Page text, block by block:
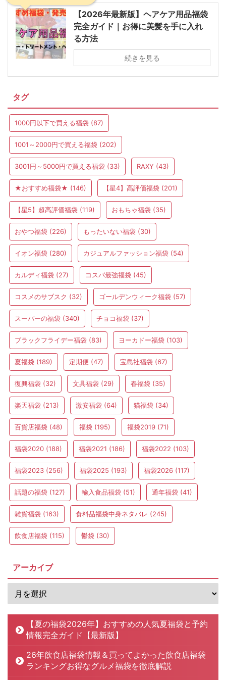
【2026年最新版】ヘアケア用品福袋
完全ガイド｜お得に美髪を手に入れ
る方法
続きを見る
タグ
1000円以下で買える福袋 (87)
1001～2000円で買える福袋 (202)
3001円～5000円で買える福袋 (33) RAXY (43)
★おすすめ福袋★ (146) 【星4】高評価福袋 (201)
【星5】超高評価福袋 (119) おもちゃ福袋 (35)
おやつ福袋 (226) もったいない福袋 (30)
イオン福袋 (280) カジュアルファッション福袋 (54)
カルディ福袋 (27) コスパ最強福袋 (45)
コスメのサブスク (32) ゴールデンウィーク福袋 (57)
スーパーの福袋 (340) チョコ福袋 (37)
ブラックフライデー福袋 (83) ヨーカドー福袋 (103)
夏福袋 (189) 定期便 (47) 宝島社福袋 (67)
復興福袋 (32) 文具福袋 (29) 春福袋 (35)
楽天福袋 (213) 激安福袋 (64) 猫福袋 (34)
百貨店福袋 (48) 福袋 (195) 福袋2019 (71)
福袋2020 (188) 福袋2021 (186) 福袋2022 (103)
福袋2023 (256) 福袋2025 (193) 福袋2026 (117)
話題の福袋 (127) 輸入食品福袋 (51) 通年福袋 (41)
雑貨福袋 (163) 食料品福袋中身ネタバレ (245)
飲食店福袋 (115) 鬱袋 (30)
アーカイブ
【夏の福袋2026年】おすすめの人気夏福袋と予約
情報完全ガイド【最新版】
26年飲食店福袋情報＆買ってよかった飲食店福袋
ランキングお得なグルメ福袋を徹底解説